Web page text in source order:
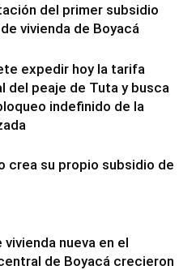
del primer subsidio
vivienda de Boyacá
expedir hoy la tarifa
del peaje de Tuta y busca
indefinido de la
crea su propio subsidio de
nueva en el
de Boyacá crecieron